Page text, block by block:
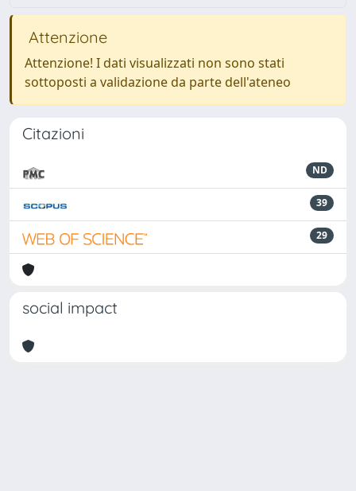
Attenzione
Attenzione! I dati visualizzati non sono stati
sottoposti a validazione da parte dell'ateneo
Citazioni
ND
39
29
social impact